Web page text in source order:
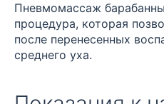
Пневмомассаж
процедура, которая
после перенесенных
среднего уха.